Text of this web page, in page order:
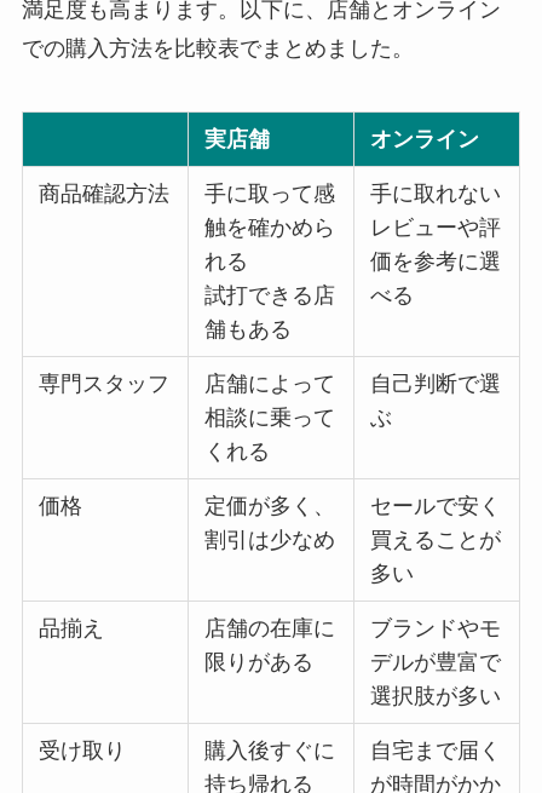
満足度も高まります。以下に、店舗とオンライン
での購入方法を比較表でまとめました。
実店舗 オンライン
商品確認方法
手に取って感
触を確かめら
れる
試打できる店
舗もある
手に取れない
レビューや評
価を参考に選
べる
専門スタッフ
店舗によって
相談に乗って
くれる
自己判断で選
ぶ
価格
定価が多く、
割引は少なめ
セールで安く
買えることが
多い
品揃え
店舗の在庫に
限りがある
ブランドやモ
デルが豊富で
選択肢が多い
受け取り
購入後すぐに
持ち帰れる
自宅まで届く
が時間がかか